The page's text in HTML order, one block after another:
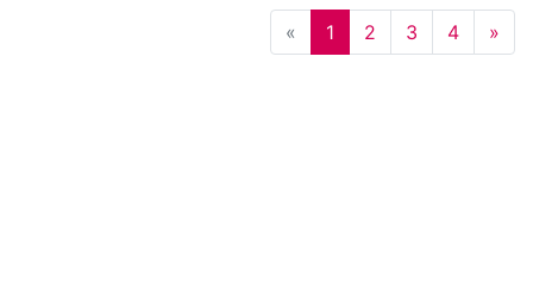
« Previous
1 2 3 4 »